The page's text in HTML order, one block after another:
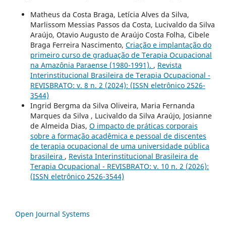
Matheus da Costa Braga, Letícia Alves da Silva,
Marlissom Messias Passos da Costa, Lucivaldo da Silva
Araújo, Otavio Augusto de Araújo Costa Folha, Cibele
Braga Ferreira Nascimento, Criação e implantação do
primeiro curso de graduação de Terapia Ocupacional
na Amazônia Paraense (1980-1991). , Revista
Interinstitucional Brasileira de Terapia Ocupacional -
REVISBRATO: v. 8 n. 2 (2024): (ISSN eletrônico 2526-
3544)
Ingrid Bergma da Silva Oliveira, Maria Fernanda
Marques da Silva , Lucivaldo da Silva Araújo, Josianne
de Almeida Dias, O impacto de práticas corporais
sobre a formação acadêmica e pessoal de discentes
de terapia ocupacional de uma universidade pública
brasileira , Revista Interinstitucional Brasileira de
Terapia Ocupacional - REVISBRATO: v. 10 n. 2 (2026):
(ISSN eletrônico 2526-3544)
Open Journal Systems